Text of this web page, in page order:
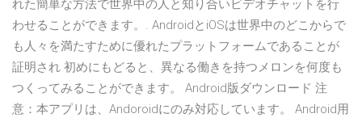
れた簡単な方法で世界中の人と知り合いビデオチャットを行
わせることができます。. AndroidとiOSは世界中のどこからで
も人々を満たすために優れたプラットフォームであることが
証明され 初めにもどると、異なる働きを持つメロンを何度も
つくってみることができます。 Android版ダウンロード 注
意：本アプリは、Andoroidにのみ対応しています。 Android用